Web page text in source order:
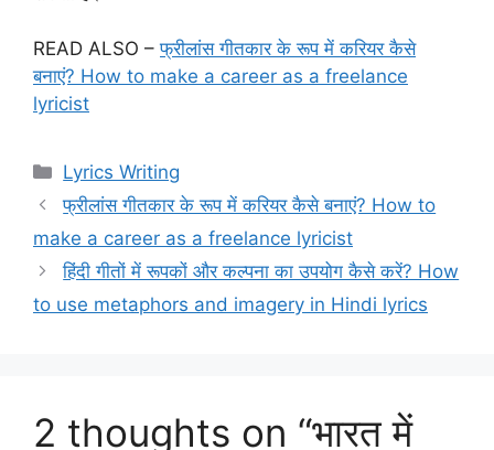
READ ALSO –फ्रीलांस गीतकार के रूप में करियर कैसे
बनाएं? How to make a career as a freelance
lyricist
Categories
Lyrics Writing
फ्रीलांस गीतकार के रूप में करियर कैसे बनाएं? How to
make a career as a freelance lyricist
हिंदी गीतों में रूपकों और कल्पना का उपयोग कैसे करें? How
to use metaphors and imagery in Hindi lyrics
2 thoughts on “भारत में